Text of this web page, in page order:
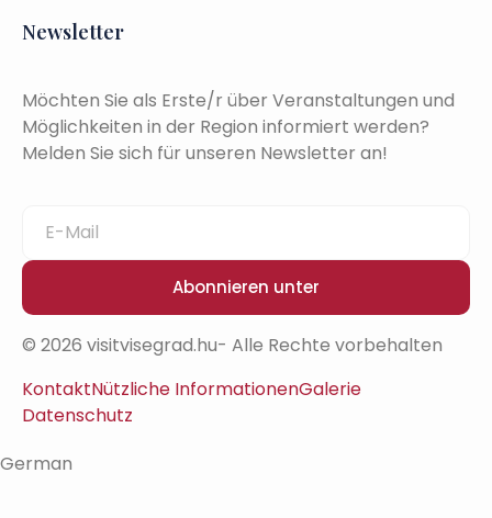
Newsletter
Möchten Sie als Erste/r über Veranstaltungen und
Möglichkeiten in der Region informiert werden?
Melden Sie sich für unseren Newsletter an!
Abonnieren unter
© 2026 visitvisegrad.hu- Alle Rechte vorbehalten
KontaktNützliche InformationenGalerie
Datenschutz
German